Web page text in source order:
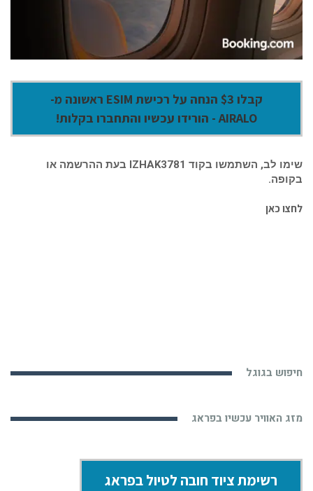
קבלו $3 הנחה על רכישת ESIM ראשונה מ-
AIRALO - הורידו עכשיו והתחברו בקלות!
שימו לב, השתמשו בקוד IZHAK3781 בעת ההרשמה או
בקופה.
לחצו כאן
חיפוש בגוגל
מזג האוויר עכשיו בפראג
רשימת ציוד חובה לטיול בפראג